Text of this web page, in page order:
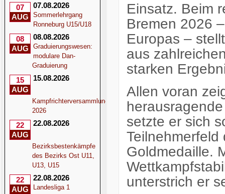
07
AUG
07.08.2026
Sommerlehrgang
Ronneburg U15/U18
08
AUG
08.08.2026
Graduierungswesen:
modulare Dan-
Graduierung
15
AUG
15.08.2026
Kampfrichterversammlung
2026
22
AUG
22.08.2026
Bezirksbestenkämpfe
des Bezirks Ost U11,
U13, U15
22
AUG
22.08.2026
Landesliga 1
Einsatz. Beim
Bremen 2026
Europas –
aus
starken
Allen voran
setzte er sich
Goldmedaille.
unterstrich er